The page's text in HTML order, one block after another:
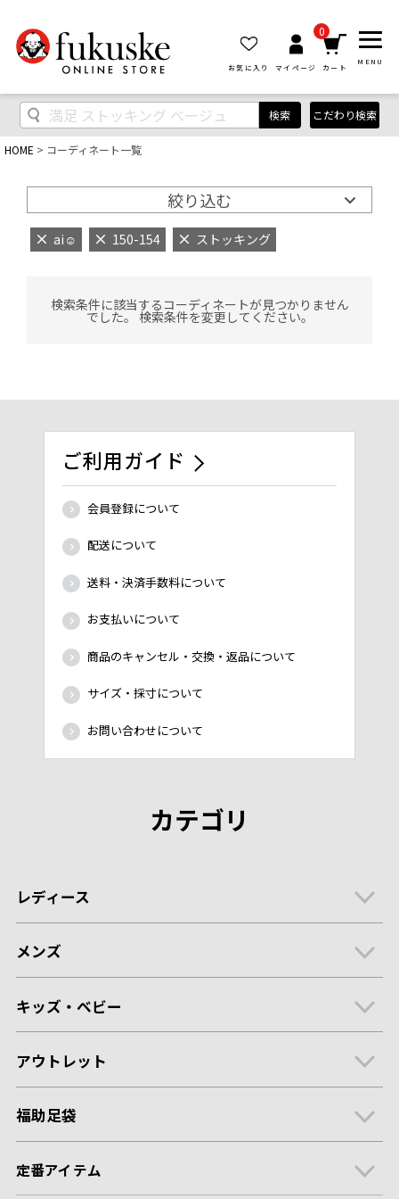
お気に入り マイページ
0
カート
MENU
検索 こだわり検索
HOME コーディネート一覧
絞り込む
ai‪‪☺︎‬ 150-154 ストッキング
検索条件に該当するコーディネートが見つかりません
でした。 検索条件を変更してください。
ご利用ガイド
会員登録について
配送について
送料・決済手数料について
お支払いについて
商品のキャンセル・交換・返品について
サイズ・採寸について
お問い合わせについて
カテゴリ
レディース
メンズ
キッズ・ベビー
アウトレット
福助足袋
定番アイテム